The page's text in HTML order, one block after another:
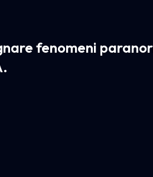
fenomeni